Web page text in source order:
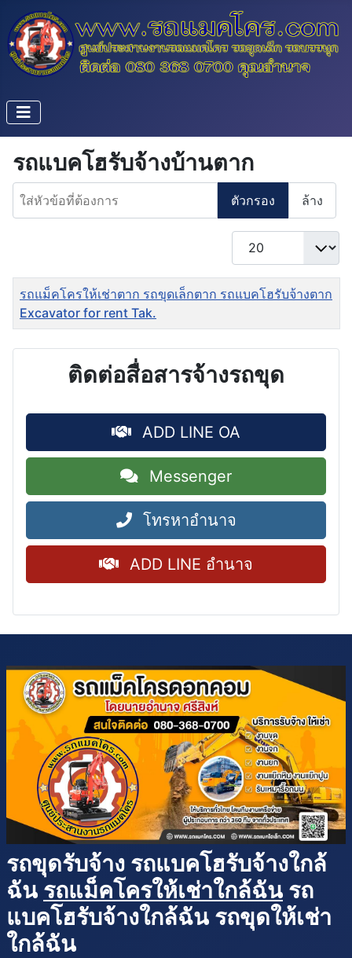
รถแบคโฮรับจ้างบ้านตาก
ใส่หัวข้อที่ต้องการ
ตัวกรอง ล้าง
แสดง #
ชื่อ
รถแม็คโครให้เช่าตาก รถขุดเล็กตาก รถแบคโฮรับจ้างตาก
Excavator for rent Tak.
ติดต่อสื่อสารจ้างรถขุด
ADD LINE OA
Messenger
โทรหาอำนาจ
ADD LINE อำนาจ
รถขุดรับจ้าง รถแบคโฮรับจ้างใกล้
ฉัน รถแม็คโครให้เช่าใกล้ฉัน รถ
แบคโฮรับจ้างใกล้ฉัน รถขุดให้เช่า
ใกล้ฉัน